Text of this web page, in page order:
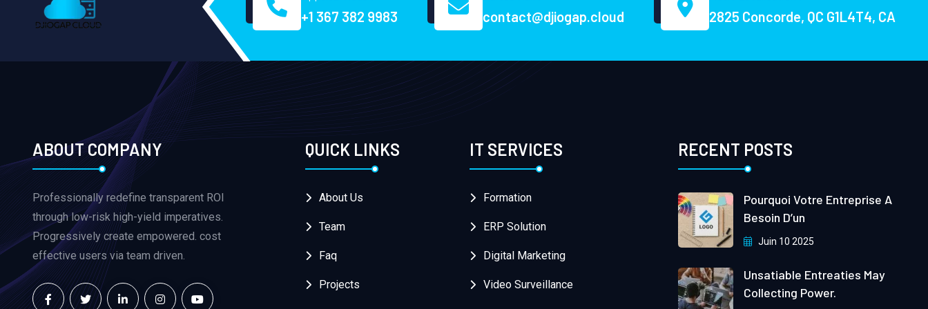
+1 367 382 9983 contact@djiogap.cloud 2825 Concorde, QC G1L4T4, CA
ABOUT COMPANY
Professionally redefine transparent ROI
through low-risk high-yield imperatives.
Progressively create empowered. cost
effective users via team driven.
QUICK LINKS
About Us
Team
Faq
Projects
IT SERVICES
Formation
ERP Solution
Digital Marketing
Video Surveillance
RECENT POSTS
Pourquoi Votre Entreprise A
Besoin D’un
Juin 10 2025
Unsatiable Entreaties May
Collecting Power.